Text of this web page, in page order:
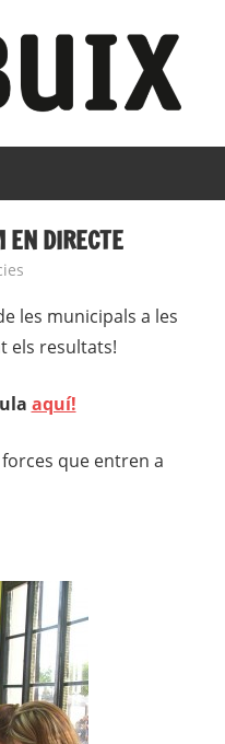
DIRECTE
les municipals a les
els resultats!
aquí!
que entren a